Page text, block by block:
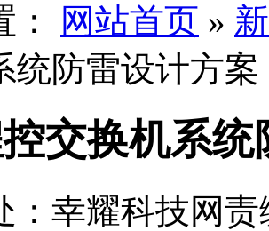
： 网站首页 »
统防雷设计方案
交换机系
：幸耀科技网